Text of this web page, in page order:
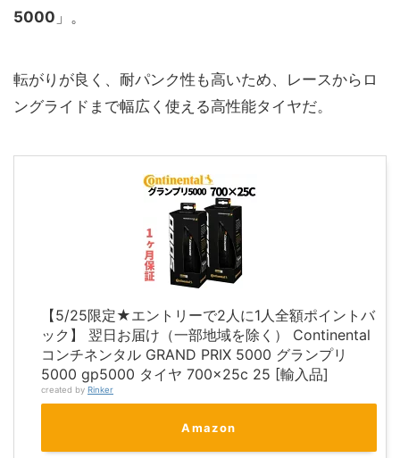
5000 」。
転がりが良く、耐パンク性も高いため、レースからロ
ングライドまで幅広く使える高性能タイヤだ。
【5/25限定★エントリーで2人に1人全額ポイントバ
ック】 翌日お届け（一部地域を除く） Continental
コンチネンタル GRAND PRIX 5000 グランプリ
5000 gp5000 タイヤ 700×25c 25 [輸入品]
created by Rinker
Amazon